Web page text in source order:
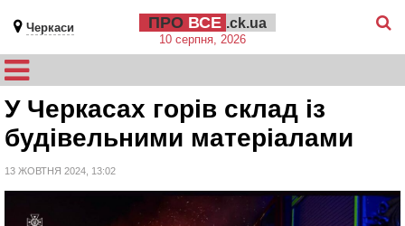
Черкаси ПРО ВСЕ .ck.ua
10 серпня, 2026
У Черкасах горів склад із
будівельними матеріалами
13 ЖОВТНЯ 2024, 13:02